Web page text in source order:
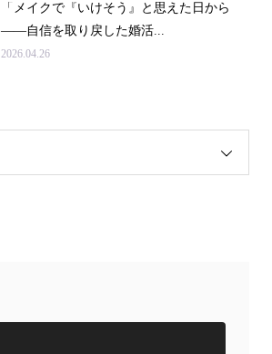
「メイクで『いけそう』と思えた日から
——自信を取り戻した婚活...
2026.04.26